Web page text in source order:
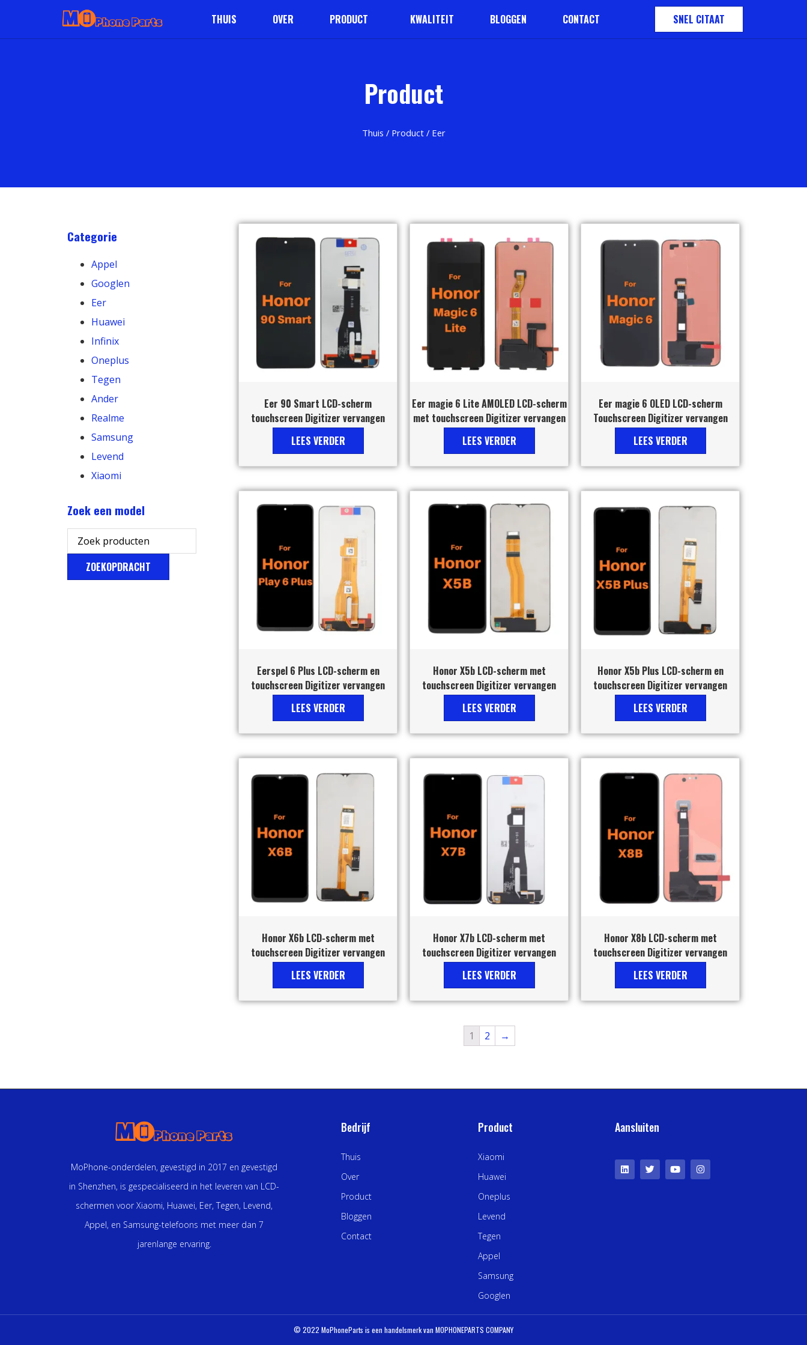
THUIS OVER PRODUCT KWALITEIT BLOGGEN CONTACT SNEL CITAAT
Product
Thuis / Product/ Eer
Categorie
Appel
Googlen
Eer
Huawei
Infinix
Oneplus
Tegen
Ander
Realme
Samsung
Levend
Xiaomi
Zoek een model
ZOEKOPDRACHT
Eer 90 Smart LCD-scherm
touchscreen Digitizer vervangen
LEES VERDER
Eer magie 6 Lite AMOLED LCD-scherm
met touchscreen Digitizer vervangen
LEES VERDER
Eer magie 6 OLED LCD-scherm
Touchscreen Digitizer vervangen
LEES VERDER
Eerspel 6 Plus LCD-scherm en
touchscreen Digitizer vervangen
LEES VERDER
Honor X5b LCD-scherm met
touchscreen Digitizer vervangen
LEES VERDER
Honor X5b Plus LCD-scherm en
touchscreen Digitizer vervangen
LEES VERDER
Honor X6b LCD-scherm met
touchscreen Digitizer vervangen
LEES VERDER
Honor X7b LCD-scherm met
touchscreen Digitizer vervangen
LEES VERDER
Honor X8b LCD-scherm met
touchscreen Digitizer vervangen
LEES VERDER
1 2 →
MoPhone-onderdelen, gevestigd in 2017 en gevestigd
in Shenzhen, is gespecialiseerd in het leveren van LCD-
schermen voor Xiaomi, Huawei, Eer, Tegen, Levend,
Appel, en Samsung-telefoons met meer dan 7
jarenlange ervaring.
Bedrijf
Thuis
Over
Product
Bloggen
Contact
Product
Xiaomi
Huawei
Oneplus
Levend
Tegen
Appel
Samsung
Googlen
Aansluiten
© 2022 MoPhoneParts is een handelsmerk van MOPHONEPARTS COMPANY